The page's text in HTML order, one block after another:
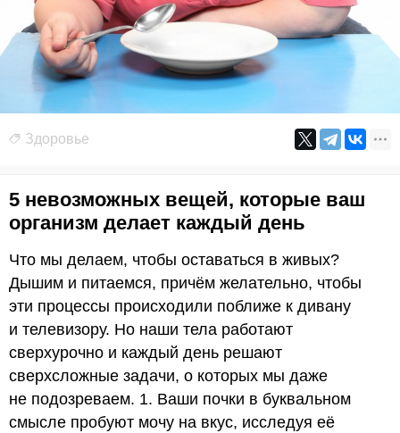
Здоровье
5 невозможных вещей, которые ваш
организм делает каждый день
Что мы делаем, чтобы оставаться в живых?
Дышим и питаемся, причём желательно, чтобы
эти процессы происходили поближе к дивану
и телевизору. Но наши тела работают
сверхурочно и каждый день решают
сверхсложные задачи, о которых мы даже
не подозреваем. 1. Ваши почки в буквальном
смысле пробуют мочу на вкус, исследуя её